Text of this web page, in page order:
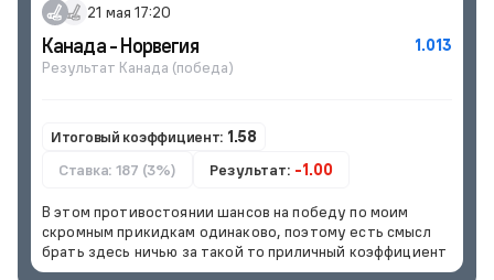
21 мая 17:20
1.013
Канада - Норвегия
Результат Канада (победа)
Итоговый коэффициент: 1.58
Ставка: 187 (3%)
Результат: -1.00
В этом противостоянии шансов на победу по моим
скромным прикидкам одинаково, поэтому есть смысл
брать здесь ничью за такой то приличный коэффициент